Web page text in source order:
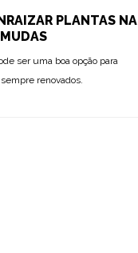
PLANTAS NA
ser uma boa opção para
renovados.